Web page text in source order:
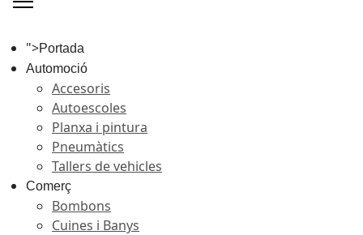
">Portada
Automoció
Accesoris
Autoescoles
Planxa i pintura
Pneumàtics
Tallers de vehicles
Comerç
Bombons
Cuines i Banys